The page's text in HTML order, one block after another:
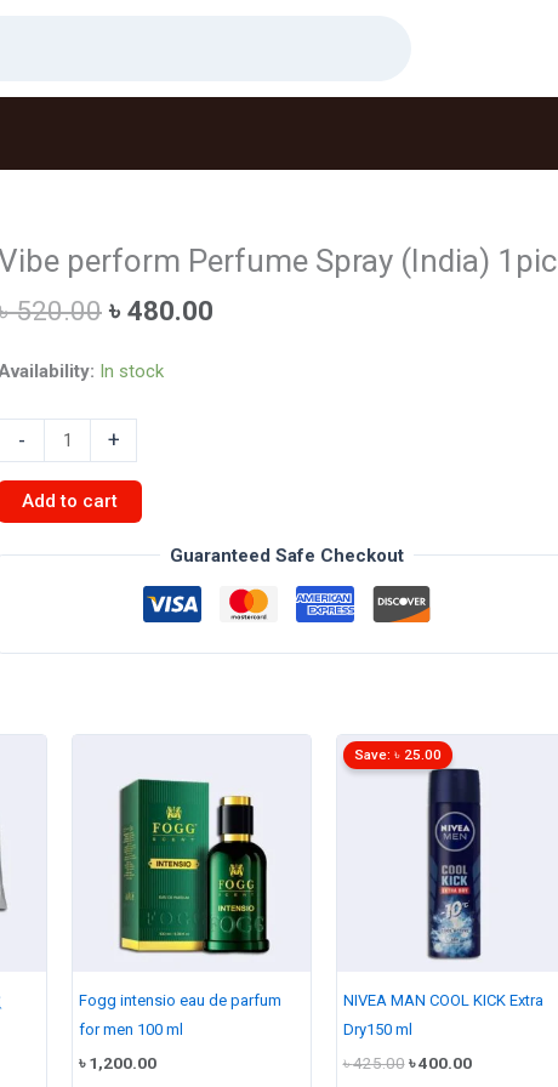
perform Perfume Spray (India) 1pic
520.00 Original
was:
৳ 480.00
In stock
- +
Add to cart
Guaranteed Safe Checkout
Fogg intensio eau de parfum
for men 100 ml
৳1,200.00
NIVEA MAN COOL KICK Extra
Dry150 ml
৳425.00 Original
৳400.00Current
Save: ৳ 25.00